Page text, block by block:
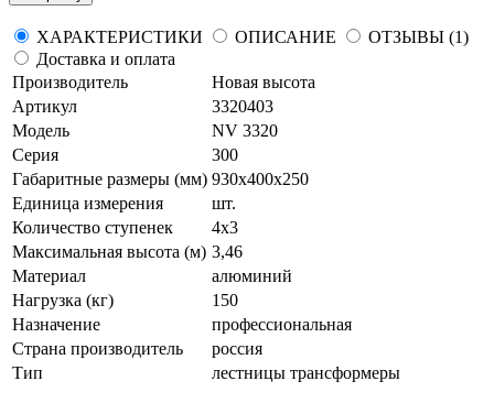
ХАРАКТЕРИСТИКИ ОПИСАНИЕ
ОТЗЫВЫ (1)
Доставка и оплата
Производитель
Новая высота
Артикул
3320403
Модель
NV 3320
Серия
300
Габаритные размеры (мм) 930х400х250
Единица измерения
шт.
Количество ступенек
4х3
Максимальная высота (м) 3,46
Материал
алюминий
Нагрузка (кг)
150
Назначение
профессиональная
Страна производитель
россия
Тип
лестницы трансформеры